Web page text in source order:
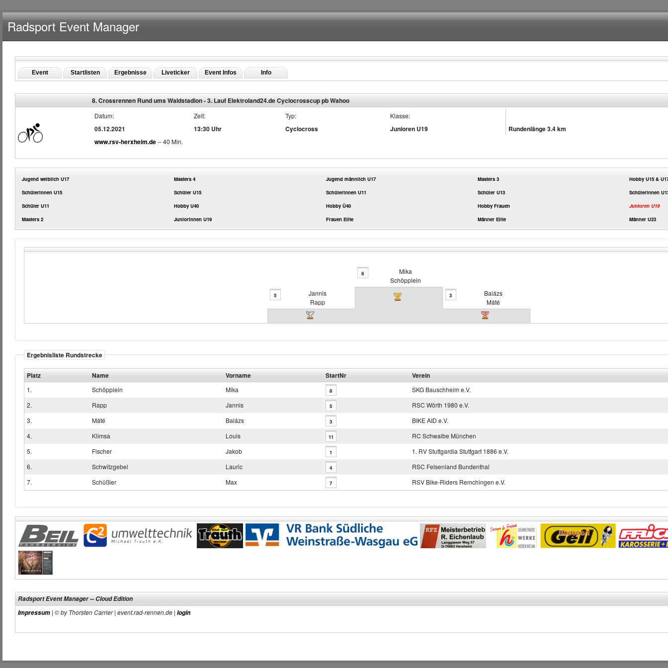
Radsport Event Manager
Event Startlisten Ergebnisse Liveticker Event Infos Info
8. Crossrennen Rund ums Waldstadion - 3. Lauf Elektroland24.de Cyclocrosscup pb Wahoo
Datum: Zeit: Typ: Klasse:
05.12.2021 13:30 Uhr Cyclocross Junioren U19
Rundenlänge 3.4 km
www.rsv-herxheim.de-- 40 Min.
Jugend weiblich U17 Masters 4 Jugend männlich U17 Masters 3
Hobby U15 &
Schülerinnen U15
Schüler U15 Schülerinnen U11 Schüler U13
Schülerinnen
Schüler U11
Hobby U40 Hobby Ü40 Hobby Frauen
Junioren U19
Masters 2
Juniorinnen U19 Frauen Elite Männer Elite Männer U23
8
Mika
Schöpplein
5
Jannis
Rapp
3
Balázs
Máté
Ergebnisliste Rundstrecke
Platz Name Vorname StartNr Verein
1. Schöpplein Mika 8
SKG Bauschheim e.V.
2.
Rapp Jannis 5
RSC Wörth 1980 e.V.
3.
Máté Balázs 3
BIKE AID e.V.
4.
Klimsa Louis 11
RC Schwalbe München
5.
Fischer Jakob 1
1. RV Stuttgardia Stuttgart 1886 e.V.
6.
Schwitzgebel Lauric 4
RSC Felsenland Bundenthal
7.
Schüßler Max 7 RSV Bike-Riders Remchingen e.V.
Radsport Event Manager -- Cloud Edition
Impressum | © by Thorsten Carrier | event.rad-rennen.de | login